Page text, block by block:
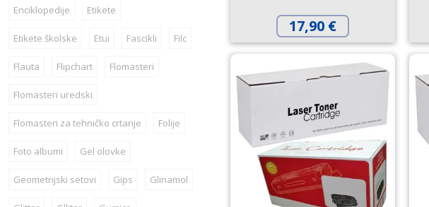
17,90 €
Enciklopedije Etikete
Etikete školske Etui Fascikli Filc
Flauta Flipchart Flomasteri
Flomasteri uredski
Flomasteri za tehničko crtanje Folije
Foto albumi Gel olovke
Geometrijski setovi Gips Glinamol